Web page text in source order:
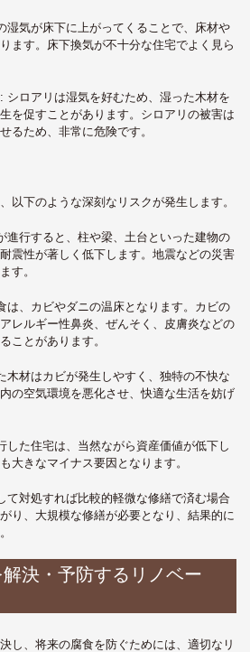
湿気が床下に上がってくることで、床材や
ます。床下換気が不十分な住宅でよく見ら
: シロアリは湿気を好むため、湿った木材を
を促すことがあります。シロアリの被害は
るため、非常に危険です。
以下のような深刻なリスクが発生します。
進行すると、柱や梁、土台といった建物の
震性が著しく低下します。地震などの災害
す。
は、カビやダニの温床となります。カビの
レルギー性鼻炎、ぜんそく、皮膚炎などの
ことがあります。
木材はカビが発生しやすく、独特の不快な
の空気環境を悪化させ、快適な生活を妨げ
した住宅は、当然ながら資産価値が低下し
大きなマイナス要因となります。
て対処すれば比較的軽微な修繕で済む場合
り、大規模な修繕が必要となり、結果的に
決・予防するリノベー
し、将来の腐食を防ぐためには、適切なリ